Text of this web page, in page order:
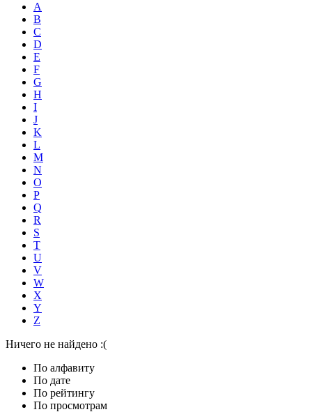
A
B
C
D
E
F
G
H
I
J
K
L
M
N
O
P
Q
R
S
T
U
V
W
X
Y
Z
Ничего не найдено :(
По алфавиту
По дате
По рейтингу
По просмотрам